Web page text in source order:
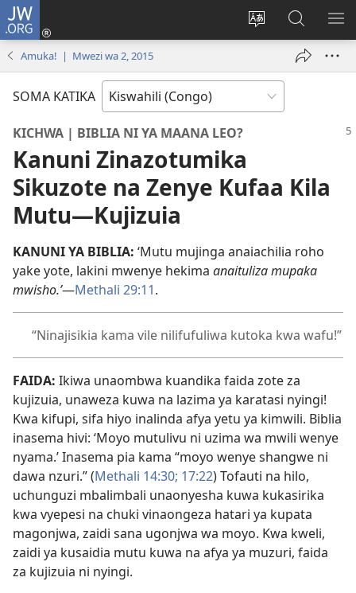
JW.ORG
Badili
adresi
Ingia
(opens
Tafuta
ku
JW.ORG
Amuka! | Mwezi wa 2, 2015
SOMA KATIKA
KICHWA | BIBLIA NI YA MAANA LEO?
Kanuni Zinazotumika
Sikuzote na Zenye Kufaa Kila
Mutu—Kujizuia
KANUNI YA BIBLIA: ‘Mutu mujinga anaiachilia roho
yake yote, lakini mwenye hekima anaituliza mupaka
mwisho.’—Methali 29:11.
“Ninajisikia kama vile nilifufuliwa kutoka kwa wafu!”
FAIDA: Ikiwa unaombwa kuandika faida zote za
kujizuia, unaweza kuwa na lazima ya karatasi nyingi!
Kwa kifupi, sifa hiyo inalinda afya yetu ya kimwili. Biblia
inasema hivi: ‘Moyo mutulivu ni uzima wa mwili wenye
nyama.’ Inasema pia kama “moyo wenye shangwe ni
dawa nzuri.” (Methali 14:30; 17:22) Tofauti na hilo,
uchunguzi mbalimbali unaonyesha kuwa kukasirika
kwa vyepesi na chuki vinaongeza hatari ya kupata
magonjwa, zaidi sana ugonjwa wa moyo. Kwa kweli,
zaidi ya kusaidia mutu kuwa na afya ya muzuri, faida
za kujizuia ni nyingi.